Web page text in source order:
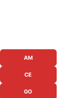
AM
CE
GO